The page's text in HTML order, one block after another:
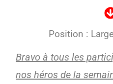
Position :
Bravo à tous les
nos héros de la